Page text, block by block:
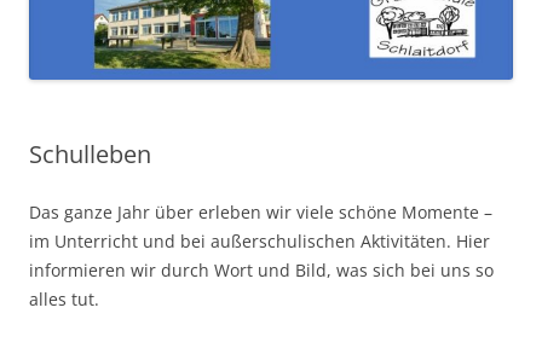
Schulleben
Das ganze Jahr über erleben wir viele schöne Momente –
im Unterricht und bei außerschulischen Aktivitäten. Hier
informieren wir durch Wort und Bild, was sich bei uns so
alles tut.